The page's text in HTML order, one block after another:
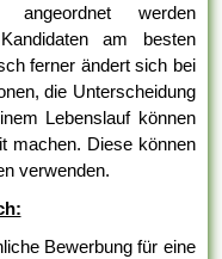
werden
am besten
ferner ändert sich bei
die Unterscheidung
Lebenslauf können
machen. Diese können
verwenden.
Bewerbung für eine